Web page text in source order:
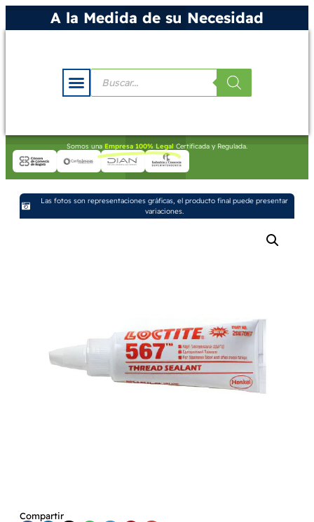
A la Medida de su Necesidad
Somos una Empresa 100% Legal Certificada y Regulada.
Las fotos son representaciones gráficas, el producto final puede presentar
variaciones.
Compartir